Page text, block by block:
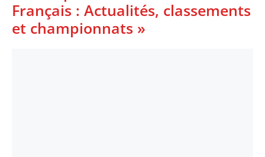
Français : Actualités, classements
et championnats »